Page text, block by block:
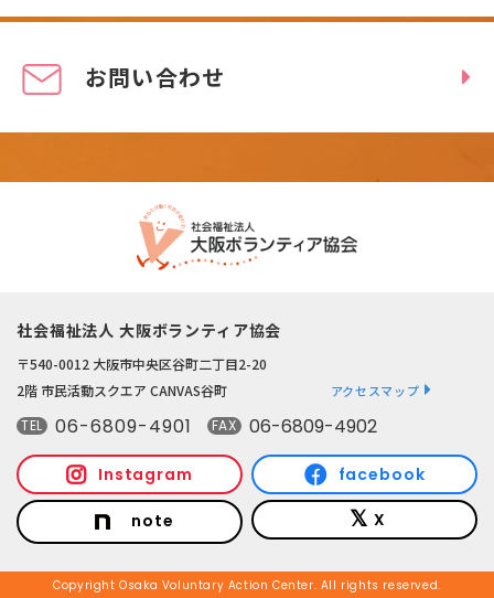
お問い合わせ
社会福祉法人 大阪ボランティア協会
〒540-0012 大阪市中央区谷町二丁目2-20
2階 市民活動スクエア CANVAS谷町
アクセスマップ
TEL 06-6809-4901 FAX 06-6809-4902
Instagram facebook
note X
Copyright Osaka Voluntary Action Center. All rights reserved.